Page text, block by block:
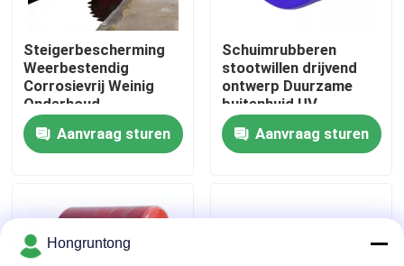
Kwaliteitscontrole
Vraag een offerte
Dok Rubberstootkussen
Pneumatisch Rubberstootkussen
Steigerbescherming
Weerbestendig
Corrosievrij Weinig
Onderhoud
Aanvraag sturen
Schuimrubberen
stootwillen drijvend
ontwerp Duurzame
buitenhuid UV-
bestendig Slijtvast
Aanvraag sturen
Hongruntong